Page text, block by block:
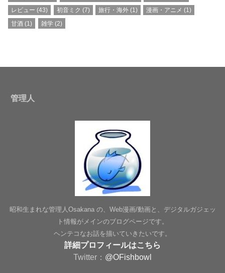
レビュー (43) 初音ミク (7) 旅行・海外(1) 漫画・アニメ (1)
甘酒 (1) 雑学(2)
管理人
昭和生まれな管理人Osakana の、Web漫画/動画と、デジタルガジェッ
ト情報がメインのブログページです。
ヘンテコなお話を描いていきたいです。
詳細プロフィールはこちら
Twitter： @OFishbowl